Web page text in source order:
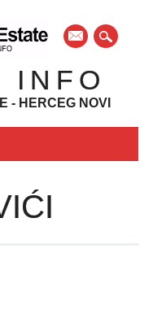
mail
INFO
- HERCEG NOVI